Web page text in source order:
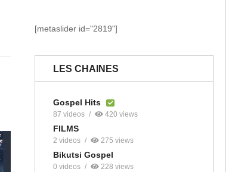
[metaslider id="2819"]
LES CHAINES
Gospel Hits
87 videos 420 views
FILMS
2 videos 275 views
Bikutsi Gospel
0 videos 228 views